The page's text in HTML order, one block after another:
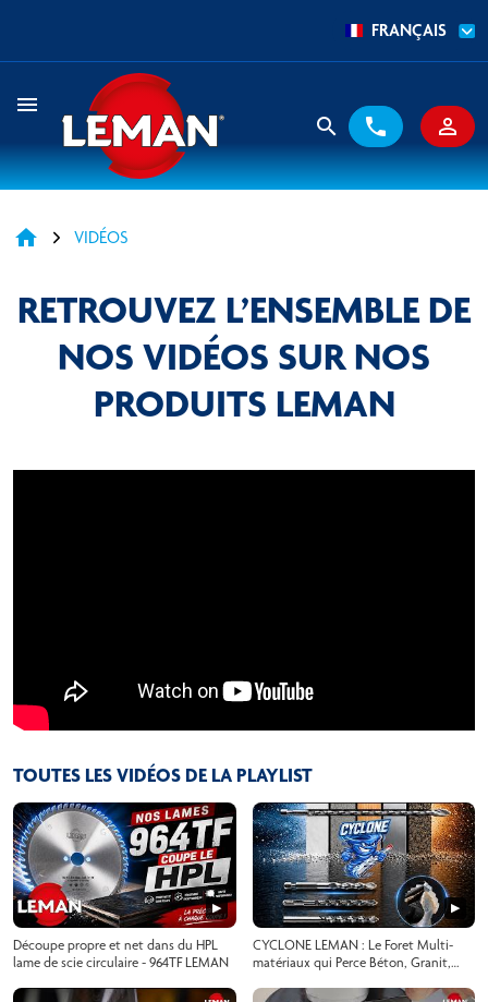
FRANÇAIS
search phone person_outline
menu
home VIDÉOS
RETROUVEZ L’ENSEMBLE DE
NOS VIDÉOS SUR NOS
PRODUITS LEMAN
TOUTES LES VIDÉOS DE LA PLAYLIST
▶
Découpe propre et net dans du HPL
lame de scie circulaire - 964TF LEMAN
▶
CYCLONE LEMAN : Le Foret Multi-
matériaux qui Perce Béton, Granit,